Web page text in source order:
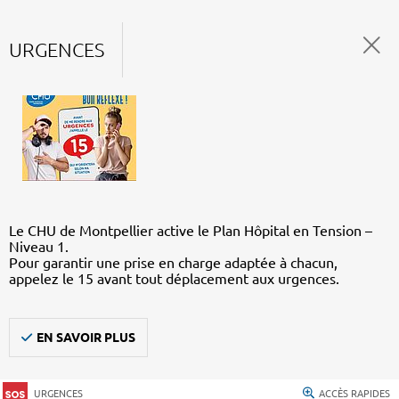
URGENCES
Le CHU de Montpellier active le Plan Hôpital en Tension –
Niveau 1.
Pour garantir une prise en charge adaptée à chacun,
appelez le 15 avant tout déplacement aux urgences.
EN SAVOIR PLUS
URGENCES ACCÈS RAPIDES